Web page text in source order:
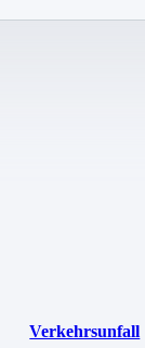
Verkehrsunfall